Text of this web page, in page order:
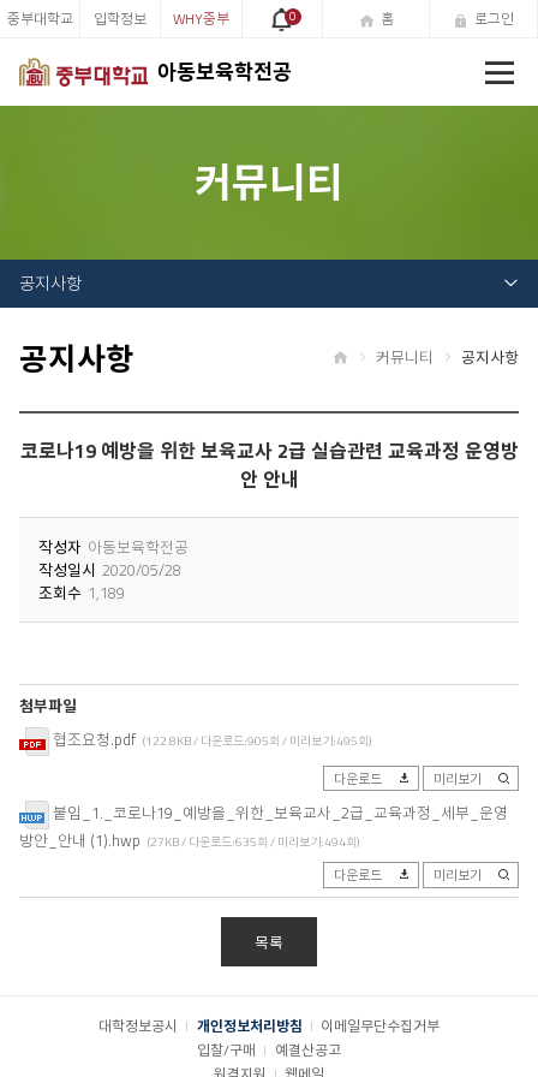
아동보육학전공
중부대학교 입학정보 WHY중부 0 홈 로그인
커뮤니티
공지사항
공지사항 커뮤니티 공지사항
코로나19 예방을 위한 보육교사 2급 실습관련 교육과정 운영방
안 안내
작성자 아동보육학전공
작성일시 2020/05/28
조회수 1,189
첨부파일
협조요청.pdf (122.8KB / 다운로드:905회 / 미리보기:495회)
다운로드 미리보기
붙임_1._코로나19_예방을_위한_보육교사_2급_교육과정_세부_운영
방안_안내 (1).hwp (27KB / 다운로드:635회 / 미리보기:494회)
다운로드 미리보기
목록
대학정보공시 개인정보처리방침
이메일무단수집거부
입찰/구매
예결산공고